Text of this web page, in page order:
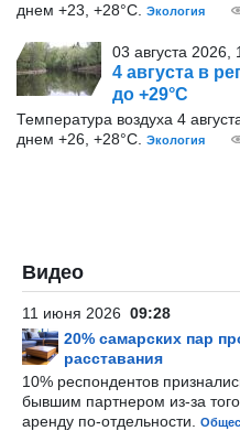
днем +23, +28°С.
Экология
03 августа 2026,
4 августа в
до +29°С
Температура воздуха 4
днем +26, +28°С.
Экология
Видео
11 июня 2026 09:28
20% самарских пар
расставания
10% респондентов
бывшим партнером из-за
аренду по-отдельности.